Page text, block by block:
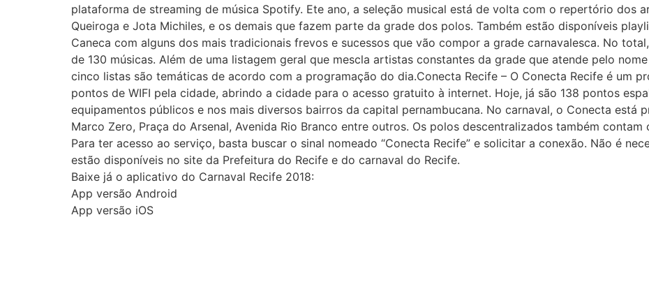
plataforma de streaming de música Spotify. Ete ano, a seleção musical está de volta com o repertório dos
Queiroga e Jota Michiles, e os demais que fazem parte da grade dos polos. Também estão disponíveis
Caneca com alguns dos mais tradicionais frevos e sucessos que vão compor a grade carnavalesca. No
de 130 músicas. Além de uma listagem geral que mescla artistas constantes da grade que atende pelo
cinco listas são temáticas de acordo com a programação do dia.Conecta Recife – O Conecta Recife é um
pontos de WIFI pela cidade, abrindo a cidade para o acesso gratuito à internet. Hoje, já são 138 pontos
equipamentos públicos e nos mais diversos bairros da capital pernambucana. No carnaval, o Conecta está
Marco Zero, Praça do Arsenal, Avenida Rio Branco entre outros. Os polos descentralizados também
Para ter acesso ao serviço, basta buscar o sinal nomeado “Conecta Recife” e solicitar a conexão. Não é
estão disponíveis no site da Prefeitura do Recife e do carnaval do Recife.
Baixe já o aplicativo do Carnaval Recife 2018:
App versão Android
App versão iOS